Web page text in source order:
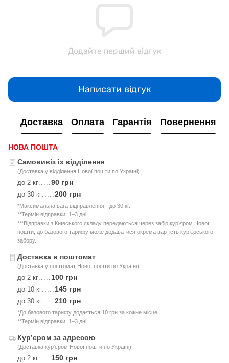
Додайте перший відгук
Написати відгук
Доставка Оплата Гарантія Повернення
НОВА ПОШТА
Самовивіз із відділення
(Доставка у відділення Нової пошти по Україні)
до 2 кг.....90 грн
до 30 кг.....200 грн
*Максимальна вага відправлення - до 30 кг.
**Термін відправки: 1–3 дні.
***Відправки з Київського складу передаються через забір курʼєром Нової
пошти, до базового тарифу може додаватися окрема вартість курʼєрського
забору.
Доставка в поштомат
(Доставка у поштомат Нової пошти по Україні)
до 2 кг.....100 грн
до 10 кг.....145 грн
до 30 кг.....210 грн
*До базового тарифу додається 10 грн за кожне місце.
**Термін відправки: 1–3 дні.
Курʼєром за адресою
(Доставка курʼєром Нової пошти по Україні)
до 2 кг.....150 грн